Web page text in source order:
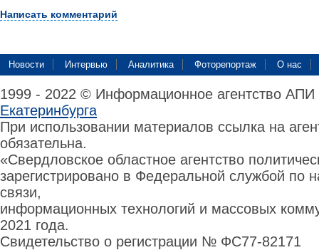
Написать комментарий
Новости Интервью Аналитика Фоторепортаж О нас
1999 - 2022 © Информационное агентство
Екатеринбурга
При использовании материалов ссылка на
обязательна.
«Свердловское областное агентство
зарегистрировано в Федеральной службой по
связи,
информационных технологий и массовых
2021 года.
Свидетельство о регистрации № ФС77-82171